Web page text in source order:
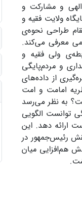
و مشارکت و
ولایت فقیه و
طراحی نحوه‌ی
معرفی می‌کند.
ولی فقیه و
و مردم‌پایگی
از داده‌های
امامت و امت
به نظر می‌رسد
توانست الگویی
ارائه دهد. این
رئیس‌جمهور در
هم‌افزایی میان